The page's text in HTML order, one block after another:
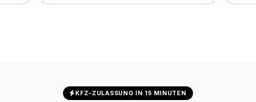
KFZ-ZULASSUNG IN 15 MINUTEN